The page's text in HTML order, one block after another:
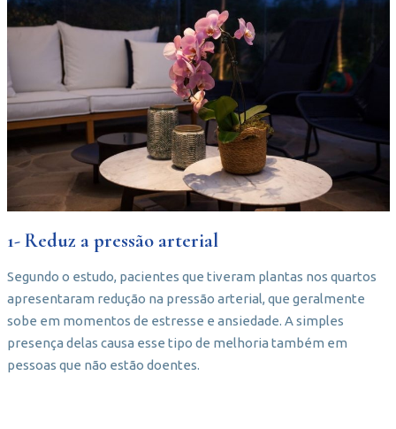
1- Reduz a pressão arterial
Segundo o estudo, pacientes que tiveram plantas nos quartos
apresentaram redução na pressão arterial, que geralmente
sobe em momentos de estresse e ansiedade. A simples
presença delas causa esse tipo de melhoria também em
pessoas que não estão doentes.